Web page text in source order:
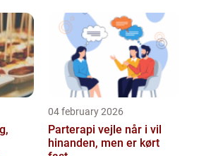
04 february 2026
Parterapi vejle når i vil
hinanden, men er kørt